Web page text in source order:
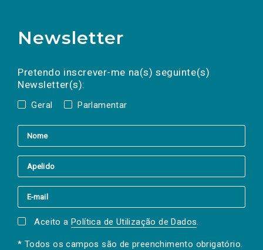
Newsletter
Pretendo inscrever-me na(s) seguinte(s)
Newsletter(s):
Geral Parlamentar
a(s) newsletter(s).
mail
Aceito a Política de Utilização de Dados.
* Todos os campos são de preenchimento obrigatório.